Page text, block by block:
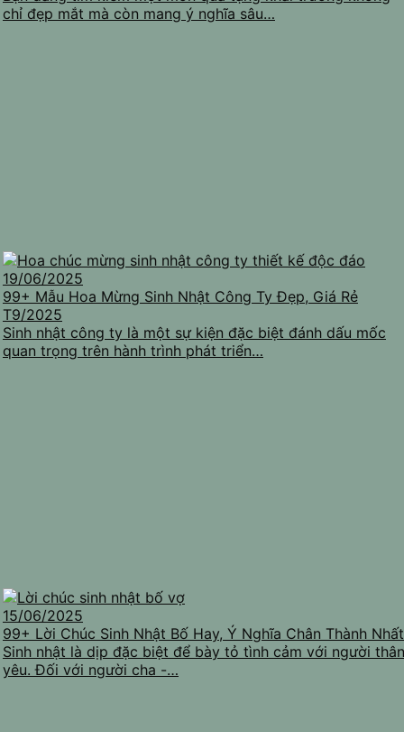
chỉ đẹp mắt mà còn mang ý nghĩa sâu…
19/06/2025
99+ Mẫu Hoa Mừng Sinh Nhật Công Ty Đẹp, Giá Rẻ
T9/2025
Sinh nhật công ty là một sự kiện đặc biệt đánh dấu mốc
quan trọng trên hành trình phát triển…
15/06/2025
99+ Lời Chúc Sinh Nhật Bố Hay, Ý Nghĩa Chân Thành Nhất
Sinh nhật là dịp đặc biệt để bày tỏ tình cảm với người thân
yêu. Đối với người cha -…